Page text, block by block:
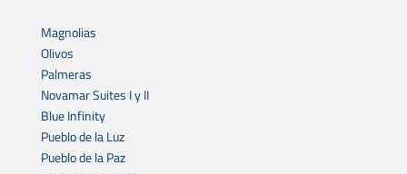
Magnolias
Olivos
Palmeras
Novamar Suites I y II
Blue Infinity
Pueblo de la Luz
Pueblo de la Paz